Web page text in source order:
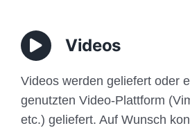
Videos
Videos werden geliefert oder
genutzten Video-Plattform
etc.) geliefert. Auf Wunsch